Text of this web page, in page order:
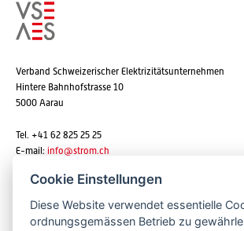
Verband Schweizerischer Elektrizitätsunternehmen
Hintere Bahnhofstrasse 10
5000 Aarau
Tel. +41 62 825 25 25
E-mail: info@strom.ch
Newsletter abonnieren
Cookie Einstellungen
Diese Website verwendet essentielle
ordnungsgemässen Betrieb zu